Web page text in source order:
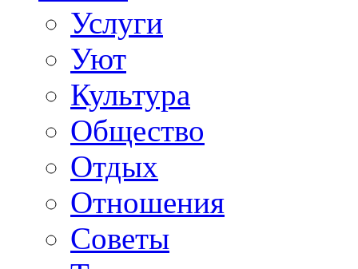
Услуги
Уют
Культура
Общество
Отдых
Отношения
Советы